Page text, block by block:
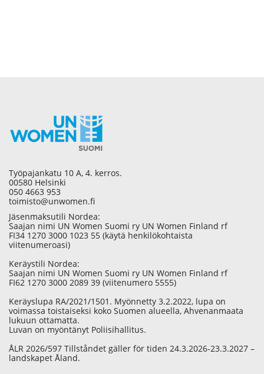
Työpajankatu 10 A, 4. kerros.
00580 Helsinki
050 4663 953
toimisto@unwomen.fi
Jäsenmaksutili Nordea:
Saajan nimi UN Women Suomi ry UN Women Finland rf
FI34 1270 3000 1023 55 (käytä henkilökohtaista
viitenumeroasi)
Keräystili Nordea:
Saajan nimi UN Women Suomi ry UN Women Finland rf
FI62 1270 3000 2089 39 (viitenumero 5555)
Keräyslupa RA/2021/1501. Myönnetty 3.2.2022, lupa on
voimassa toistaiseksi koko Suomen alueella, Ahvenanmaata
lukuun ottamatta.
Luvan on myöntänyt Poliisihallitus.
ÅLR 2026/597 Tillståndet gäller för tiden 24.3.2026-23.3.2027 –
landskapet Åland.